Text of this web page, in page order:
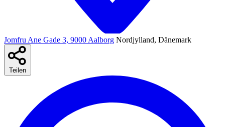
Jomfru Ane Gade 3, 9000 Aalborg Nordjylland, Dänemark
Teilen